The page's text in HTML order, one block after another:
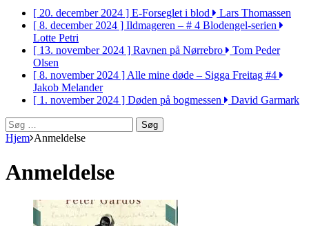
[ 20. december 2024 ] E-Forseglet i blod
Lars Thomassen
[ 8. december 2024 ] Ildmageren – # 4 Blodengel-serien
Lotte Petri
[ 13. november 2024 ] Ravnen på Nørrebro
Tom Peder
Olsen
[ 8. november 2024 ]Alle mine døde – Sigga Freitag #4
Jakob Melander
[ 1. november 2024 ] Døden på bogmessen
David Garmark
Søg
efter:
Hjem Anmeldelse
Anmeldelse